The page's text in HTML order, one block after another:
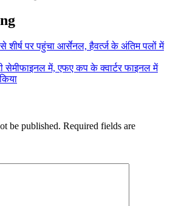
शीर्ष पर पहुंचा आर्सेनल, हैवर्त्ज के अंतिम पलों में
सेमीफाइनल में, एफए कप के क्वार्टर फाइनल में
be published. Required fields are